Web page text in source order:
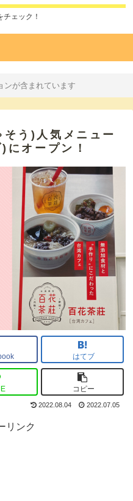
ェック！
ンが含まれています
う)人気メニュー
オープン！
はてブ
コピー
2022.08.04 2022.07.05
リンク